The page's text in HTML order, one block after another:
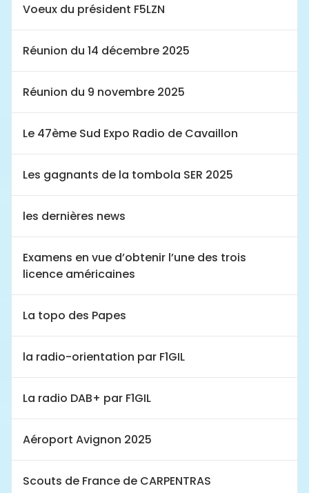
Voeux du président F5LZN
Réunion du 14 décembre 2025
Réunion du 9 novembre 2025
Le 47ème Sud Expo Radio de Cavaillon
Les gagnants de la tombola SER 2025
les dernières news
Examens en vue d’obtenir l’une des trois
licence américaines
La topo des Papes
la radio-orientation par F1GIL
La radio DAB+ par F1GIL
Aéroport Avignon 2025
Scouts de France de CARPENTRAS